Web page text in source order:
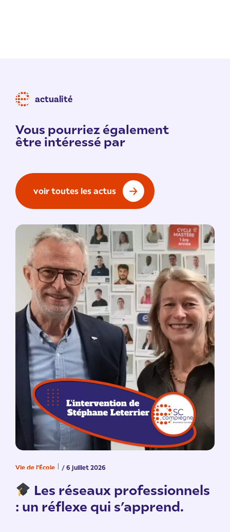
actualité
Vous pourriez également
être intéressé par
voir toutes les actus
Vie de l'École / 6 juillet 2026
Les réseaux professionnels
: un réflexe qui s’apprend.